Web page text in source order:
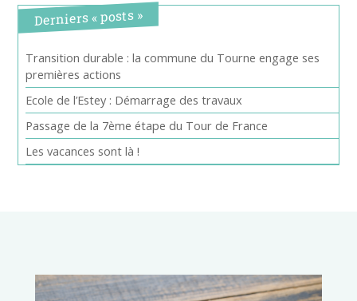
Derniers « posts »
Transition durable : la commune du Tourne engage ses
premières actions
Ecole de l’Estey : Démarrage des travaux
Passage de la 7ème étape du Tour de France
Les vacances sont là !